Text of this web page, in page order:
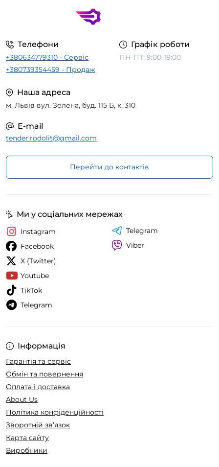
Телефони
+380634779310 - Сервіс
+380739354459 - Продаж
Графік роботи
ПН-ПТ: 9:00-18:00
Наша адреса
м. Львів вул. Зелена, буд. 115 Б, к. 310
E-mail
tender.rodolit@gmail.com
Перейти до контактів
Інформація
Гарантія та сервіс
Обмін та повернення
Оплата і доставка
About Us
Політика конфіденційності
Зворотній зв’язок
Карта сайту
Виробники
Ми у соціальних мережах
Instagram
Facebook
X (Twitter)
Youtube
TikTok
Telegram
Telegram
Viber